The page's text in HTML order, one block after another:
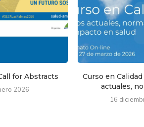
for Abstracts
2026
Curso en
actuales,
16